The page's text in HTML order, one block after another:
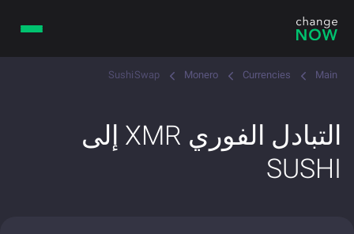
Main
Currencies
Monero
SushiSwap
التبادل الفوري XMR إلى
SUSHI